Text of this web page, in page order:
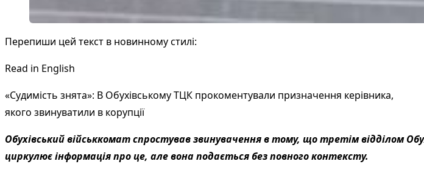
Перепиши цей текст в новинному стилі:
Read in English
«Судимість знята»: В Обухівському ТЦК прокоментували призначення керівника,
якого звинуватили в корупції
Обухівський військкомат спростував звинувачення в тому, що третім відділом
циркулює інформація про це, але вона подається без повного контексту.